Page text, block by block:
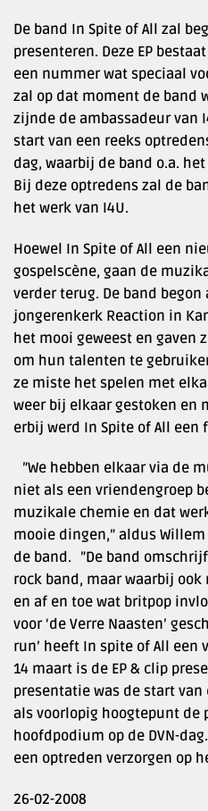
De band In Spite of All zal
presenteren. Deze EP
een nummer wat speciaal
zal op dat moment de band
zijnde de ambassadeur van
start van een reeks
dag, waarbij de band o.a.
Bij deze optredens zal de
het werk van I4U.
Hoewel In Spite of All een
gospelscène, gaan de
verder terug. De band
jongerenkerk Reaction in
het mooi geweest en gaven
om hun talenten te
ze miste het spelen met
weer bij elkaar gestoken en
erbij werd In Spite of All een
”We hebben elkaar via de
niet als een vriendengroep
muzikale chemie en dat
mooie dingen,” aldus
de band. ”De band
rock band, maar waarbij
en af en toe wat britpop
voor ‘de Verre Naasten’
run’ heeft In spite of All
14 maart is de EP & clip
presentatie was de start
als voorlopig hoogtepunt de
hoofdpodium op de DVN-
een optreden verzorgen op
26-02-2008